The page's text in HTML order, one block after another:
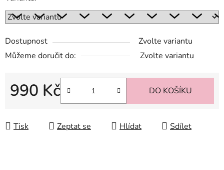
Dostupnost
Zvolte variantu
Můžeme doručit do:
Zvolte variantu
990 Kč DO KOŠÍKU
Tisk Zeptat se Hlídat Sdílet